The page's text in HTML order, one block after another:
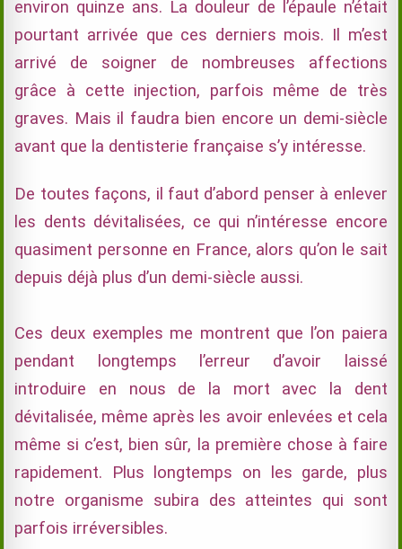
environ quinze ans. La douleur de l’épaule n’était
pourtant arrivée que ces derniers mois. Il m’est
arrivé de soigner de nombreuses affections
grâce à cette injection, parfois même de très
graves. Mais il faudra bien encore un demi-siècle
avant que la dentisterie française s’y intéresse.
De toutes façons, il faut d’abord penser à enlever
les dents dévitalisées, ce qui n’intéresse encore
quasiment personne en France, alors qu’on le sait
depuis déjà plus d’un demi-siècle aussi.
Ces deux exemples me montrent que l’on paiera
pendant longtemps l’erreur d’avoir laissé
introduire en nous de la mort avec la dent
dévitalisée, même après les avoir enlevées et cela
même si c’est, bien sûr, la première chose à faire
rapidement. Plus longtemps on les garde, plus
notre organisme subira des atteintes qui sont
parfois irréversibles.